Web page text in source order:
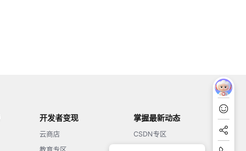
开发者变现
云商店
教育专区
掌握最新动态
CSDN专区